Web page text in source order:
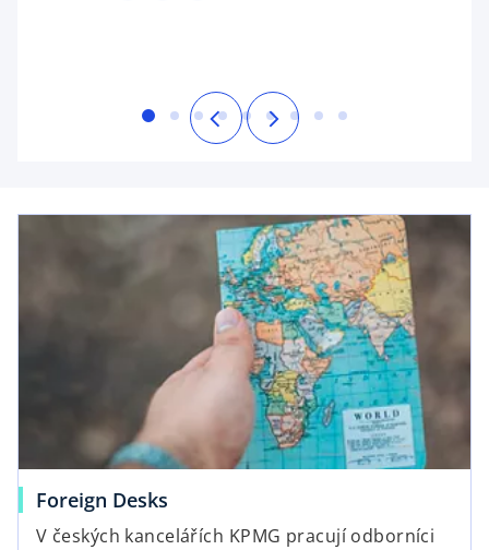
Foreign Desks
V českých kancelářích KPMG pracují odborníci